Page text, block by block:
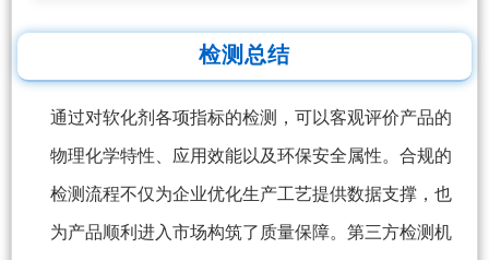
检测总结
通过对软化剂各项指标的检测，可以客观评价产品的
物理化学特性、应用效能以及环保安全属性。合规的
检测流程不仅为企业优化生产工艺提供数据支撑，也
为产品顺利进入市场构筑了质量保障。第三方检测机